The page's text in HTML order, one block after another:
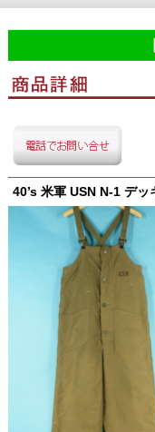
40’s 米軍 USN N-1 デ